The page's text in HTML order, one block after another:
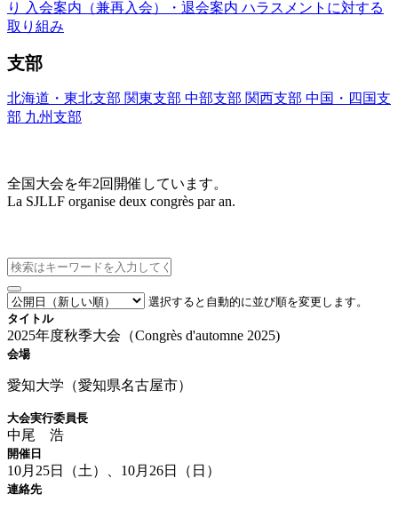
り
入会案内（兼再入会）・退会案内 ハラスメントに対する
取り組み
支部
北海道・東北支部 関東支部 中部支部 関西支部 中国・四国支
部 九州支部
全国大会を年2回開催しています。
La SJLLF organise deux congrès par an.
選択すると自動的に並び順を変更します。
タイトル
2025年度秋季大会（Congrès d'automne 2025)
会場
愛知大学（愛知県名古屋市）
大会実行委員長
中尾 浩
開催日
10月25日（土）、10月26日（日）
連絡先